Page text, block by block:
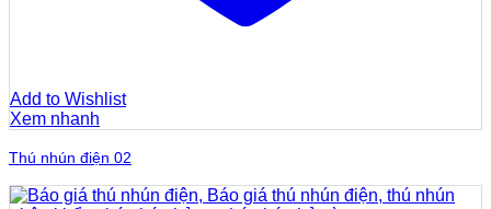
Add to Wishlist
Xem nhanh
Thú nhún điện 02